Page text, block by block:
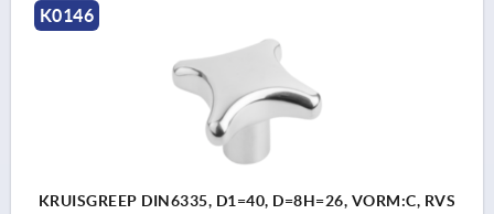
K0146
KRUISGREEP DIN6335, D1=40, D=8H=26, VORM:C, RVS